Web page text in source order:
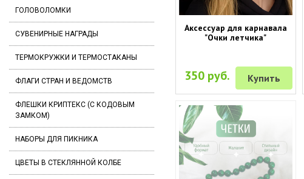
ГОЛОВОЛОМКИ
СУВЕНИРНЫЕ НАГРАДЫ
ТЕРМОКРУЖКИ И ТЕРМОСТАКАНЫ
ФЛАГИ СТРАН И ВЕДОМСТВ
ФЛЕШКИ КРИПТЕКС (С КОДОВЫМ
ЗАМКОМ)
НАБОРЫ ДЛЯ ПИКНИКА
ЦВЕТЫ В СТЕКЛЯННОЙ КОЛБЕ
Аксессуар для карнавала
"Очки летчика"
350 руб. Купить